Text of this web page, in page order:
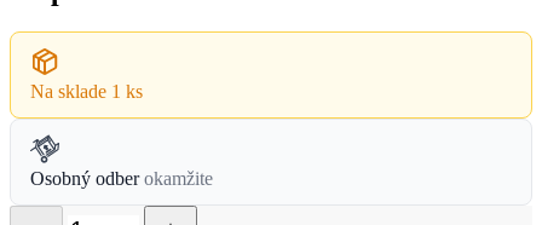
Na sklade 1 ks
Osobný odber okamžite